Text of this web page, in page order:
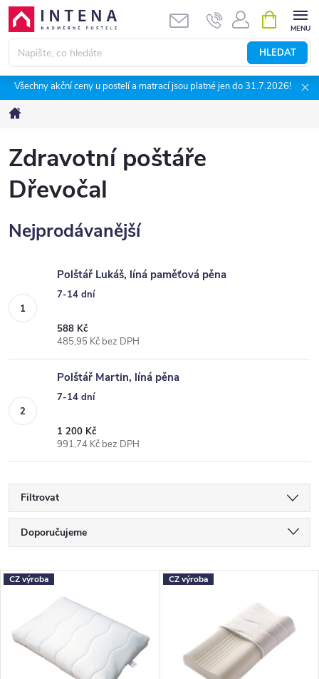
Přejít
obsah
HLEDAT
NÁKUPNÍ
KOŠÍK
Všechny akční ceny u postelí a matrací jsou platné jen do 31.7.2026!
Zdravotní poštáře
Dřevočal
Nejprodávanější
Polštář Lukáš, líná paměťová pěna
7-14 dní
588 Kč
485,95 Kč bez DPH
Polštář Martin, líná pěna
7-14 dní
1 200 Kč
991,74 Kč bez DPH
Filtrovat
a
z
n
Doporučujeme
Nejdražší
Nejprodávanější
Abecedně
V
p
CZ výroba CZ výroba